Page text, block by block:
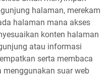
halaman, merekam
halaman mana akses
konten halaman
atau informasi
serta membaca
menggunakan suar web